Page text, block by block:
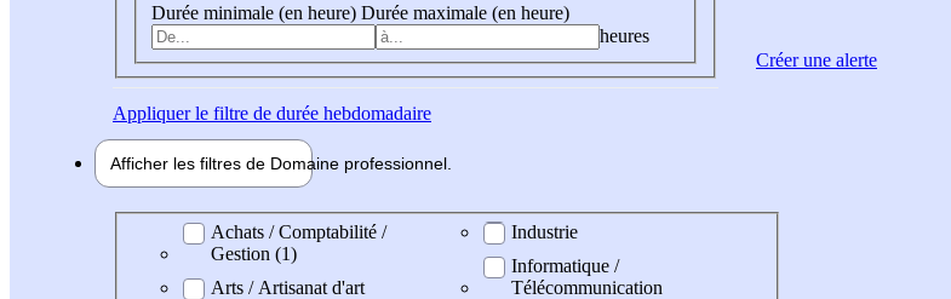
Durée minimale (en heure) Durée maximale (en heure)
heures
Appliquerle filtre de durée hebdomadaire
Afficher les filtres de Domaine professionnel
Domaine professionel
Achats / Comptabilité /
Gestion (1)
Arts / Artisanat d'art
Industrie
Informatique /
Télécommunication
Créer une alerte